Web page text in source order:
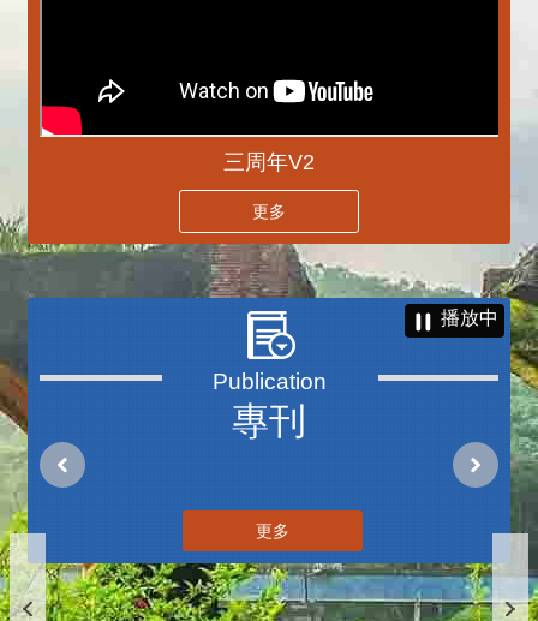
三周年V2
更多
專刊
播放中
更多